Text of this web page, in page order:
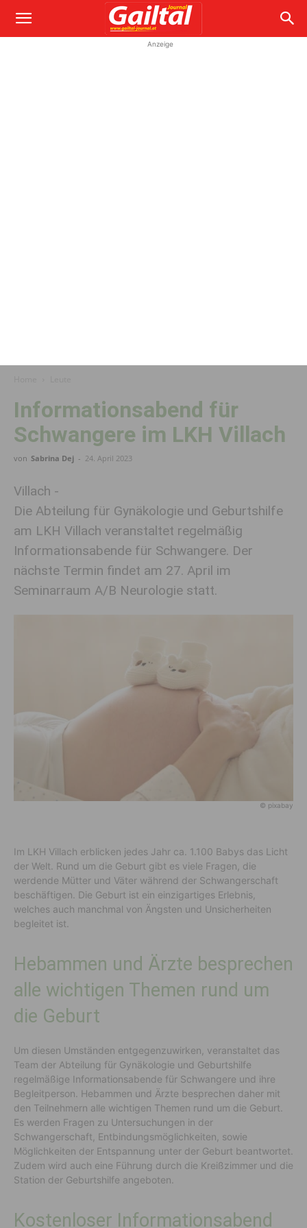
Anzeige
Informationsabend für
Schwangere im LKH Villach
von Sabrina Dej - 24. April 2023
Villach -
Die Abteilung für Gynäkologie und Geburtshilfe
am LKH Villach veranstaltet regelmäßig
Informationsabende für Schwangere. Der
nächste Termin findet am 27. April im
Seminarraum A/B Neurologie statt.
© pixabay
Im LKH Villach erblicken jedes Jahr ca. 1.100 Babys das Licht
der Welt. Rund um die Geburt gibt es viele Fragen, die
werdende Mütter und Väter während der Schwangerschaft
beschäftigen. Die Geburt ist ein einzigartiges Erlebnis,
welches auch manchmal von Ängsten und Unsicherheiten
begleitet ist.
Hebammen und Ärzte besprechen
alle wichtigen Themen rund um
die Geburt
Um diesen Umständen entgegenzuwirken, veranstaltet das
Team der Abteilung für Gynäkologie und Geburtshilfe
regelmäßige Informationsabende für Schwangere und ihre
Begleitperson. Hebammen und Ärzte besprechen daher mit
den Teilnehmern alle wichtigen Themen rund um die Geburt.
Es werden Fragen zu Untersuchungen in der
Schwangerschaft, Entbindungsmöglichkeiten, sowie
Möglichkeiten der Entspannung unter der Geburt beantwortet.
Zudem wird auch eine Führung durch die Kreißzimmer und die
Station der Geburtshilfe angeboten.
Kostenloser Informationsabend